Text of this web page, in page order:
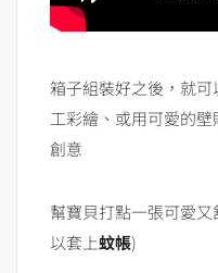
箱子組裝好之後，就
工彩繪、或用可愛的
創意
幫寶貝打點一張可愛
以套上蚊帳)